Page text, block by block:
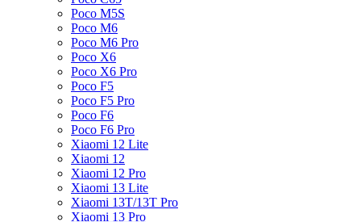
Poco M5S
Poco M6
Poco M6 Pro
Poco X6
Poco X6 Pro
Poco F5
Poco F5 Pro
Poco F6
Poco F6 Pro
Xiaomi 12 Lite
Xiaomi 12
Xiaomi 12 Pro
Xiaomi 13 Lite
Xiaomi 13T/13T Pro
Xiaomi 13 Pro